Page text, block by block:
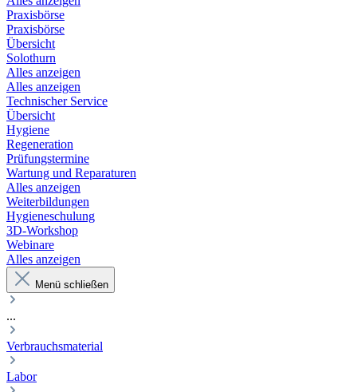
Praxisbörse
Praxisbörse
Übersicht
Solothurn
Alles anzeigen
Alles anzeigen
Technischer Service
Übersicht
Hygiene
Regeneration
Prüfungstermine
Wartung und Reparaturen
Alles anzeigen
Weiterbildungen
Hygieneschulung
3D-Workshop
Webinare
Alles anzeigen
Menü schließen
...
Verbrauchsmaterial
Labor